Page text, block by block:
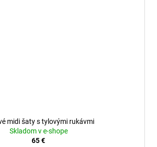
midi šaty s tylovými rukávmi
Skladom v e-shope
65 €